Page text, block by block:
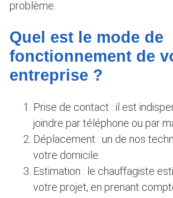
problème.
Quel est le mode de
fonctionnement de
entreprise ?
Prise de contact : il est
joindre par téléphone ou par
Déplacement : un de nos
votre domicile.
Estimation : le chauffagiste
votre projet, en prenant